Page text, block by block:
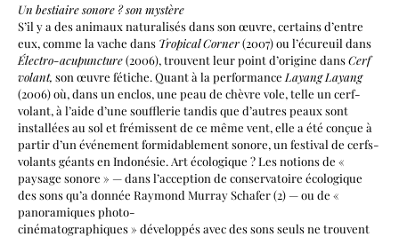
Un bestiaire sonore ? son mystère
S’il y a des animaux naturalisés dans son œuvre, certains d’entre
eux, comme la vache dans Tropical Corner(2007) ou l’écureuil dans
Électro-acupuncture(2006), trouvent leur point d’origine dansCerf
volant, son œuvre fétiche. Quant à la performance Layang Layang
(2006) où, dans un enclos, une peau de chèvre vole, telle un cerf-
volant, à l’aide d’une soufflerie tandis que d’autres peaux sont
installées au sol et frémissent de ce même vent, elle a été conçue à
partir d’un événement formidablement sonore, un festival de cerfs-
volants géants en Indonésie. Art écologique ? Les notions de «
paysage sonore » — dans l’acception de conservatoire écologique
des sons qu’a donnée Raymond Murray Schafer (2) — ou de «
panoramiques photo-
cinématographiques » développés avec des sons seuls ne trouvent